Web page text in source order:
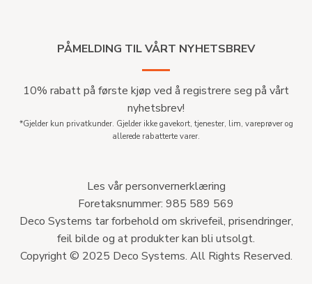
PÅMELDING TIL VÅRT NYHETSBREV
10% rabatt på første kjøp ved å registrere seg på vårt
nyhetsbrev!
*Gjelder kun privatkunder. Gjelder ikke gavekort, tjenester, lim, vareprøver og
allerede rabatterte varer.
Les vår personvernerklæring
Foretaksnummer: 985 589 569
Deco Systems tar forbehold om skrivefeil, prisendringer,
feil bilde og at produkter kan bli utsolgt.
Copyright © 2025 Deco Systems. All Rights Reserved.